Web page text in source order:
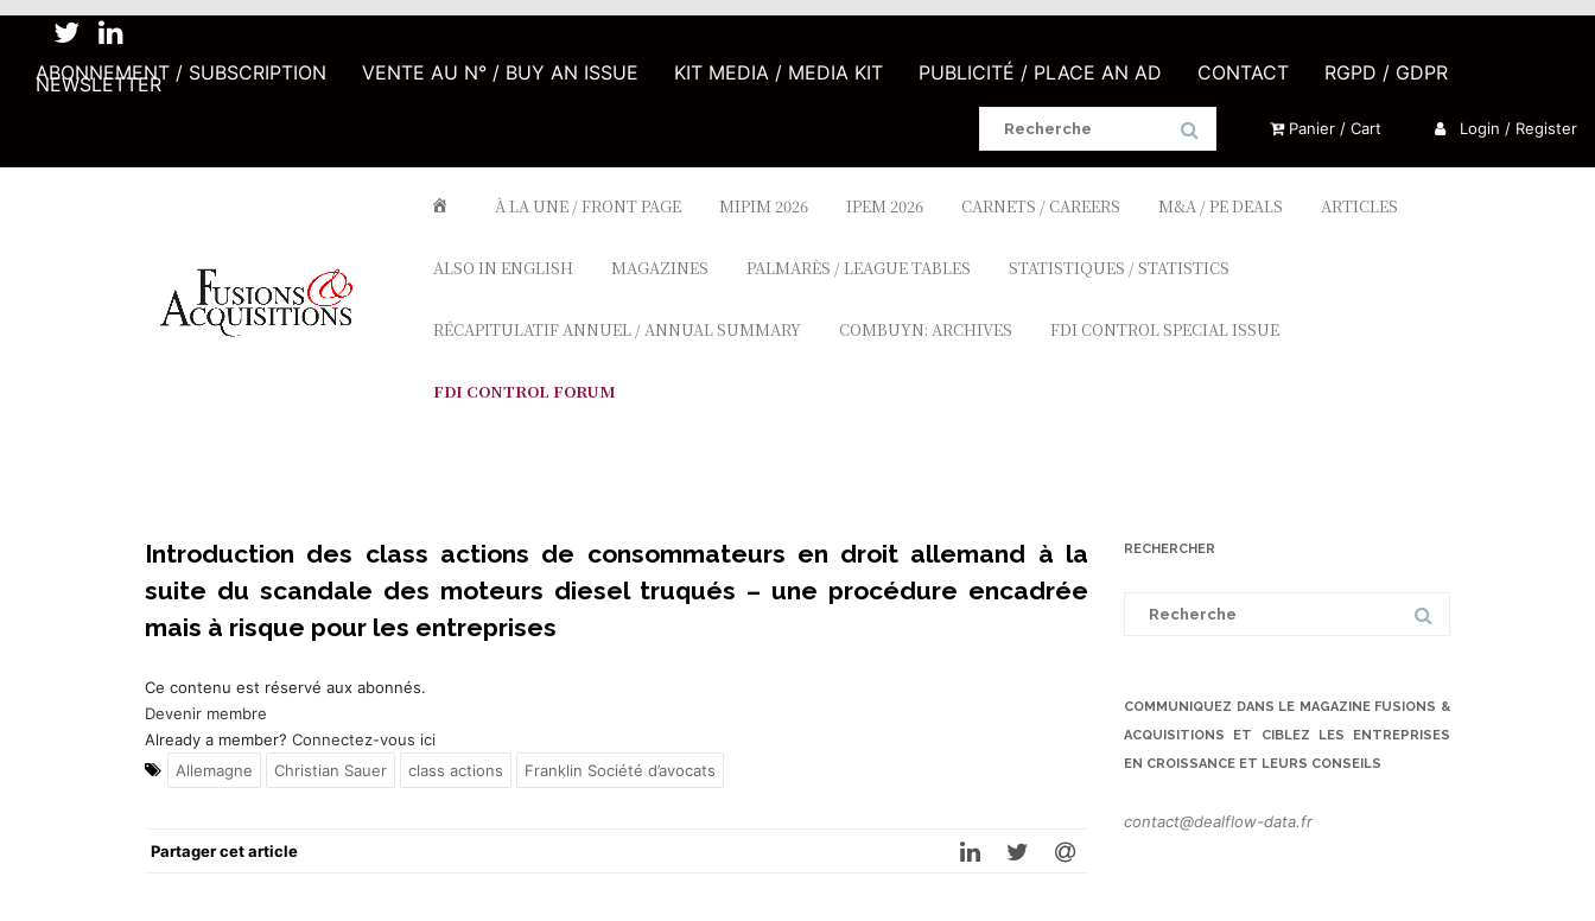
ABONNEMENT / SUBSCRIPTION VENTE AU N° / BUY AN ISSUE KIT MEDIA / MEDIA KIT PUBLICITÉ / PLACE AN AD CONTACT RGPD / GDPR
NEWSLETTER
Search
Panier / Cart Login / Register
À LA UNE / FRONT PAGE MIPIM 2026 IPEM 2026 CARNETS / CAREERS M&A / PE DEALS ARTICLES
ALSO IN ENGLISH MAGAZINES PALMARÈS / LEAGUE TABLES STATISTIQUES / STATISTICS
RÉCAPITULATIF ANNUEL / ANNUAL SUMMARY COMBUYN: ARCHIVES FDI CONTROL SPECIAL ISSUE
FDI CONTROL FORUM
Introduction des class actions de consommateurs en droit allemand à la
suite du scandale des moteurs diesel truqués – une procédure encadrée
mais à risque pour les entreprises
Ce contenu est réservé aux abonnés.
Devenir membre
Already a member? Connectez-vous ici
Allemagne
Christian Sauer class actions Franklin Société d’avocats
Partager cet article
RECHERCHER
COMMUNIQUEZ DANS LE MAGAZINE FUSIONS &
ACQUISITIONS ET CIBLEZ LES ENTREPRISES
EN CROISSANCE ET LEURS CONSEILS
contact@dealflow-data.fr